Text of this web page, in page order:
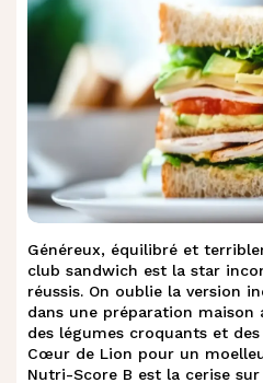
Généreux, équilibré et
club sandwich est la star
réussis. On oublie la version
dans une préparation maison
des légumes croquants et
Cœur de Lion pour un
Nutri-Score B est la cerise